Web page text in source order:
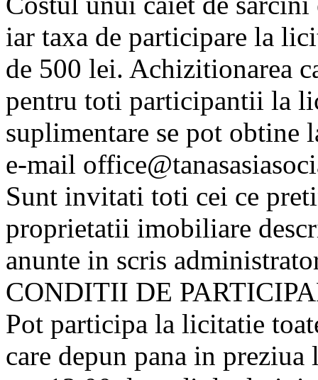
iar taxa de participare la
de 500 lei. Achizitionarea
pentru toti participantii la
suplimentare se pot obtine
e-mail
Sunt invitati toti cei ce
proprietatii imobiliare
anunte in scris
CONDITII DE
Pot participa la licitatie
care depun pana in